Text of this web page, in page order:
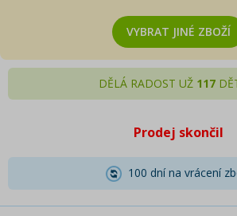
VYBRAT JINÉ ZBOŽÍ
DĚLÁ RADOST UŽ 117
Prodej skončil
100 dní na vrácení